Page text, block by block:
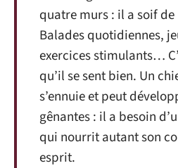
quatre murs : il a soif
Balades quotidiennes,
exercices stimulants…
qu’il se sent bien. Un
s’ennuie et peut
gênantes : il a besoin
qui nourrit autant son
esprit.